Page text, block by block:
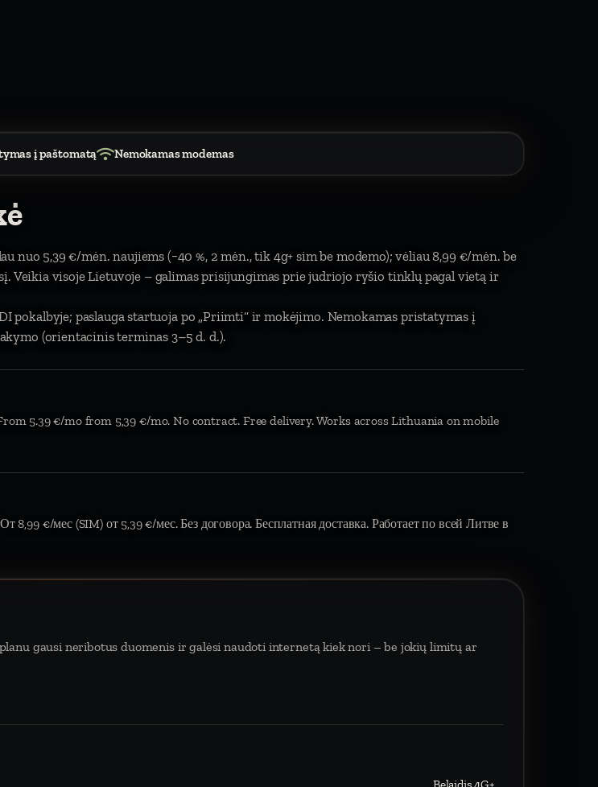
į paštomatą Nemokamas modemas
nuo 5,39 €/mėn. naujiems (−40 %, 2 mėn., tik 4g+ sim be modemo); vėliau 8,99 €/mėn. be
Veikia visoje Lietuvoje – galimas prisijungimas prie judriojo ryšio tinklų pagal vietą ir
pokalbyje; paslauga startuoja po „Priimti“ ir mokėjimo. Nemokamas pristatymas į
(orientacinis terminas 3–5 d. d.).
5.39 €/mo from 5,39 €/mo. No contract. Free delivery. Works across Lithuania on mobile
8,99 €/мес (SIM) от 5,39 €/мес. Без договора. Бесплатная доставка. Работает по всей Литве в
gausi neribotus duomenis ir galėsi naudoti internetą kiek nori – be jokių limitų ar